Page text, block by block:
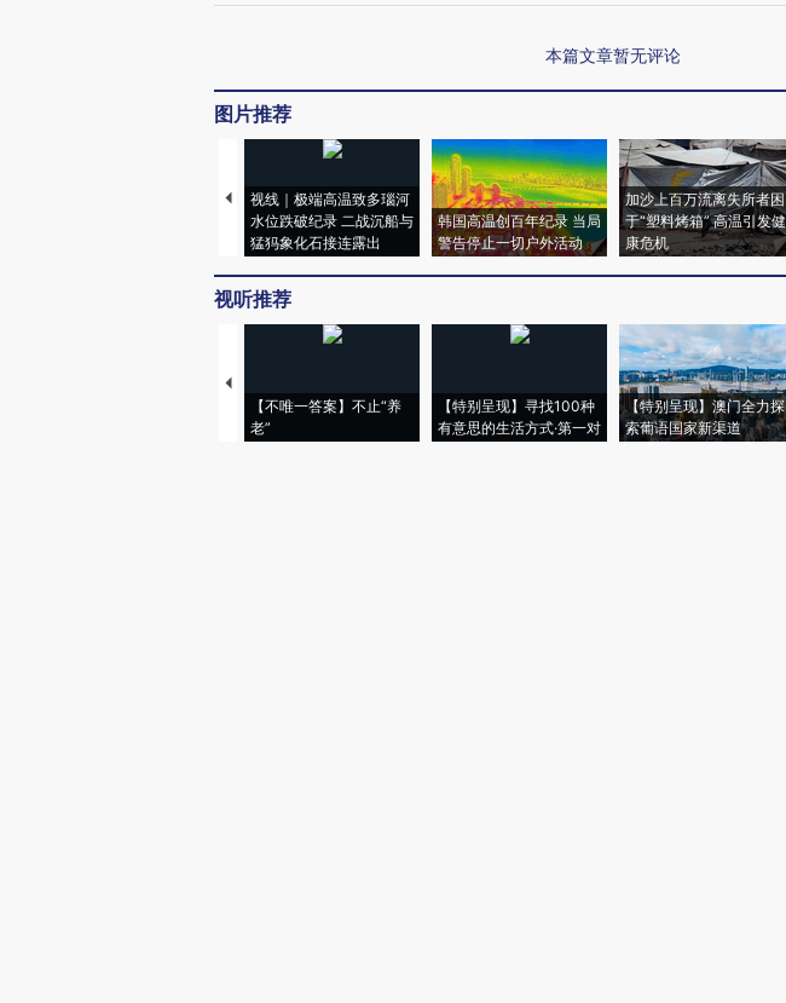
本篇文章暂无评论
图片推荐
视线｜极端高温致多瑙河
水位跌破纪录 二战沉船与
猛犸象化石接连露出
韩国高温创百年纪录 当局
警告停止一切户外活动
加沙上百万流离失所者困
于“塑料烤箱” 高温引发健
康危机
视听推荐
【不唯一答案】不止“养
老”
【特别呈现】寻找100种
有意思的生活方式·第一对
【特别呈现】澳门全力探
索葡语国家新渠道